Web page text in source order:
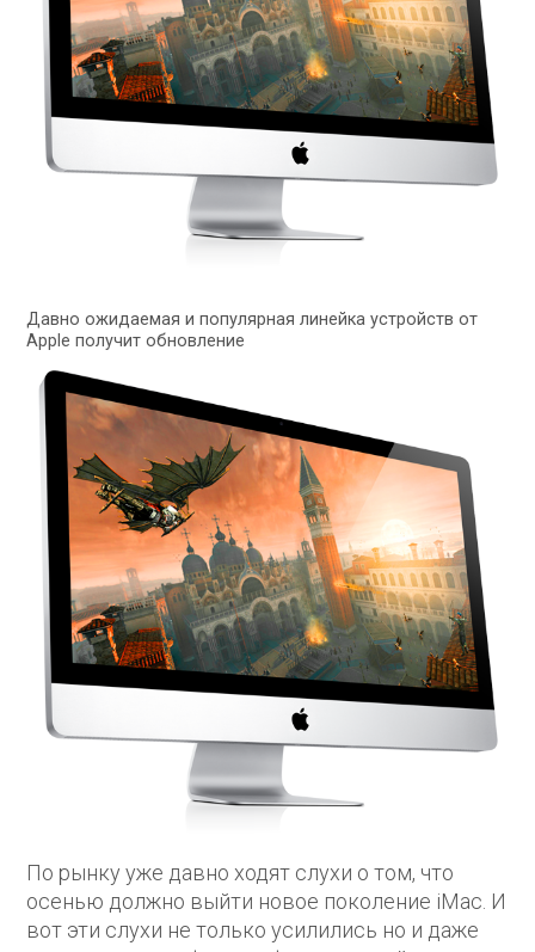
Давно ожидаемая и популярная линейка устройств от
Apple получит обновление
По рынку уже давно ходят слухи о том, что
осенью должно выйти новое поколение iMac. И
вот эти слухи не только усилились но и даже